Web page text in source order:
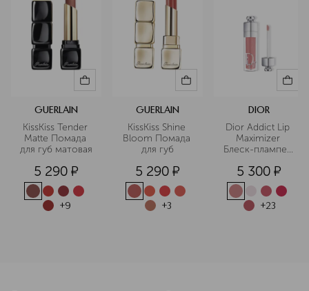
GUERLAIN
KissKiss Tender
Matte Помада
для губ матовая
5 290 ¤
+9
GUERLAIN
KissKiss Shine
Bloom Помада
для губ
5 290 ¤
+3
DIOR
Dior Addict Lip
Maximizer
Блеск-плампер
5 300 ¤
+23